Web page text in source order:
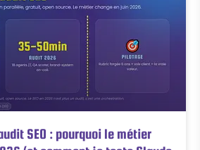
SEO : pourquoi le métier